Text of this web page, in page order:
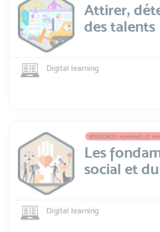
Attirer,
des talents
Digital learning
RESSOURCES HUMAINES ET
Les
social et
Digital learning